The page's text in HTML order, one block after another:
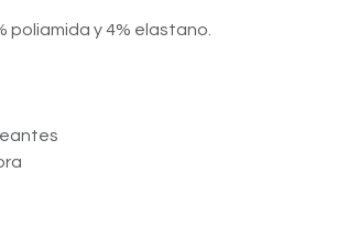
poliamida y 4% elastano.